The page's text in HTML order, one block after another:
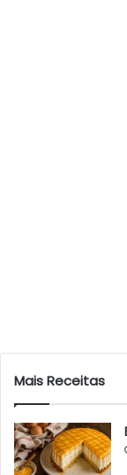
Mais Receitas